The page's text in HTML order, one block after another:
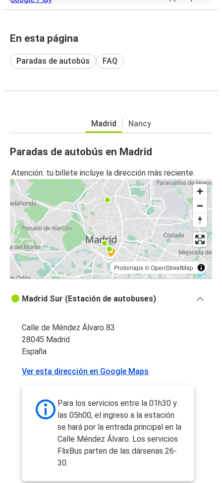
En esta página
Paradas de autobús FAQ
Madrid Nancy
Paradas de autobús en Madrid
Atención: tu billete incluye la dirección más reciente.
Protomaps©OpenStreetMap
Madrid Sur (Estación de autobuses)
Calle de Méndez Álvaro 83
28045 Madrid
España
Ver esta dirección en Google Maps
Para los servicios entre la 01h30 y
las 05h00, el ingreso a la estación
se hará por la entrada principal en la
Calle Méndez Álvaro. Los servicios
FlixBus parten de las dársenas 26-
30.